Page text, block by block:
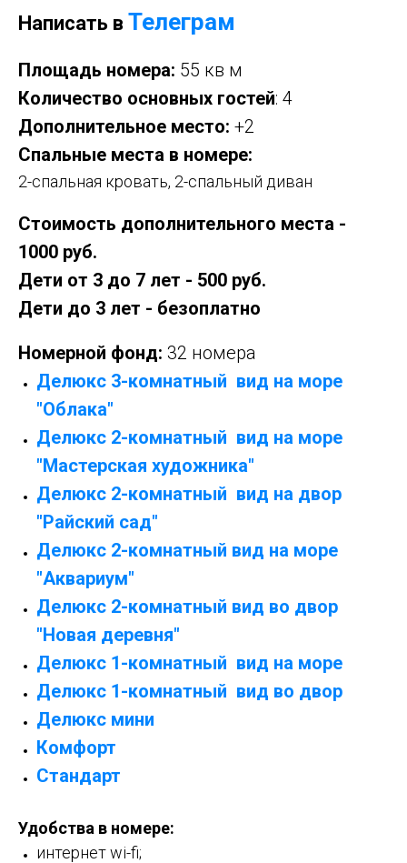
Написать в Телеграм
Площадь номера: 55 кв м
Количество основных гостей: 4
Дополнительное место: +2
Спальные места в номере:
2-спальная кровать, 2-спальный диван
Стоимость дополнительного места -
1000 руб.
Дети от 3 до 7 лет - 500 руб.
Дети до 3 лет - безоплатно
Номерной фонд: 32 номера
Делюкс 3-комнатный вид на море
"Облака"
Делюкс 2-комнатный вид на море
"Мастерская художника"
Делюкс 2-комнатный вид на двор
"Райский сад"
Делюкс 2-комнатный вид на море
"Аквариум"
Делюкс 2-комнатный вид во двор
"Новая деревня"
Делюкс 1-комнатный вид на море
Делюкс 1-комнатный вид во двор
Делюкс мини
Комфорт
Стандарт
Удобства в номере:
интернет wi-fi;